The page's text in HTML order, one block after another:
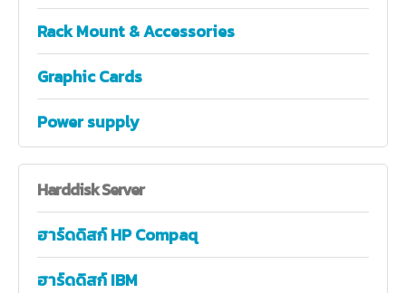
Rack Mount & Accessories
Graphic Cards
Power supply
HarddiskServer
ฮาร์ดดิสก์ HP Compaq
ฮาร์ดดิสก์ IBM